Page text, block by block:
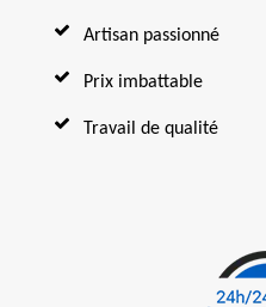
Artisan passionné
Prix imbattable
Travail de qualité